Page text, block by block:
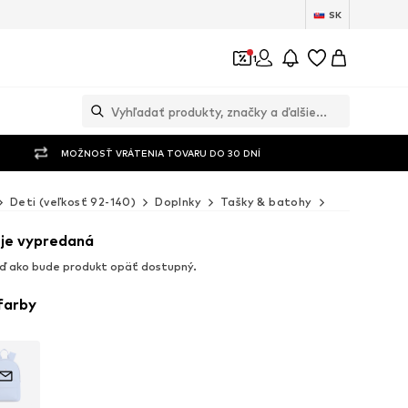
SK
1
MOŽNOSŤ VRÁTENIA TOVARU DO 30 DNÍ
Deti (veľkosť 92-140) Doplnky Tašky & batohy
vypredaná
ako bude produkt opäť dostupný.